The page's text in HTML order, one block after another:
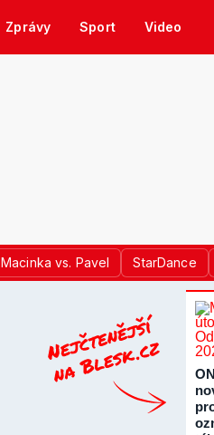
Zprávy Sport Video
Macinka vs. Pavel StarDance